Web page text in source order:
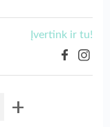
Įvertink ir tu!
+